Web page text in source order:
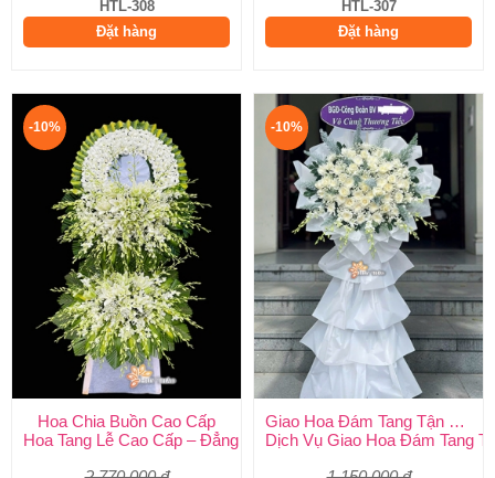
HTL-308
Đặt hàng
HTL-307
Đặt hàng
-10%
Hoa Chia Buồn Cao Cấp
Hoa Tang Lễ Cao Cấp – Đẳng Cấp Tinh Tế, Kính Viếng Trang
-10%
Giao Hoa Đám Tang Tận Nơi Toàn Quốc
Dịch Vụ Giao Hoa Đám Tang